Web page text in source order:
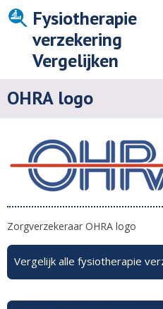
Fysiotherapie
verzekering
Vergelijken
OHRA logo
Zorgverzekeraar OHRA logo
Vergelijk alle fysiotherapie